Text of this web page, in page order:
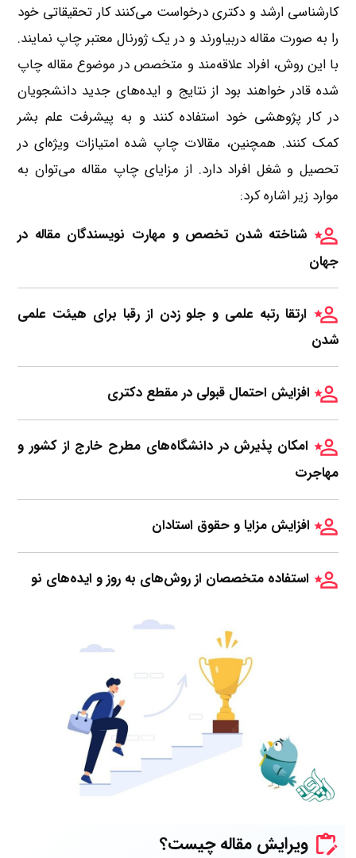
کارشناسی ارشد و دکتری درخواست می‌کنند کار تحقیقاتی خود
را به صورت مقاله دربیاورند و در یک ژورنال معتبر چاپ نمایند.
با این روش، افراد علاقه‌مند و متخصص در موضوع مقاله چاپ
شده قادر خواهند بود از نتایج و ایده‌های جدید دانشجویان
در کار پژوهشی خود استفاده کنند و به پیشرفت علم بشر
کمک کنند. همچنین، مقالات چاپ شده امتیازات ویژه‌ای در
تحصیل و شغل افراد دارد. از مزایای چاپ مقاله می‌توان به
موارد زیر اشاره کرد:
شناخته شدن تخصص و مهارت‌ نویسندگان مقاله در
جهان
ارتقا رتبه علمی و جلو زدن از رقبا برای هیئت علمی
شدن
افزایش احتمال قبولی در مقطع دکتری
امکان پذیرش در دانشگاه‌های مطرح خارج از کشور و
مهاجرت
افزایش مزایا و حقوق استادان
استفاده متخصصان از روش‌های به روز و ایده‌های نو
ویرایش مقاله چیست؟